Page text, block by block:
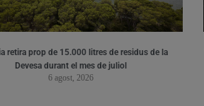
retira prop de 15.000 litres de residus de la
Devesa durant el mes de juliol
6 agost, 2026